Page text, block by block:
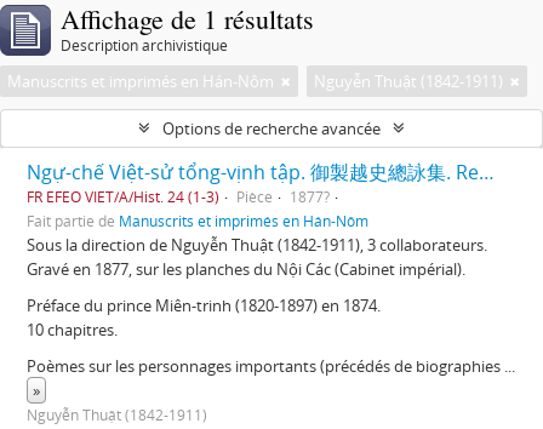
Affichage de 1 résultats
Description archivistique
Manuscrits et imprimés en Hán-Nôm Nguyễn Thuật (1842-1911)
Options de recherche avancée
Ngự-chế Việt-sử tổng-vịnh tập. 御製越史總詠集. Recueil de poèmes commentant l'histoire du Vietnam par l'empereur. [TV-dťrc (1848-1883)].
FR EFEO VIET/A/Hist. 24 (1-3) Pièce
1877?
Fait partie de Manuscrits et imprimés en Hán-Nôm
Sous la direction de Nguyễn Thuật (1842-1911), 3 collaborateurs.
Gravé en 1877, sur les planches du Nội Các (Cabinet impérial).
Préface du prince Miên-trinh (1820-1897) en 1874.
10 chapitres.
Poèmes sur les personnages importants (précédés de biographies ...
»
Nguyễn Thuật (1842-1911)